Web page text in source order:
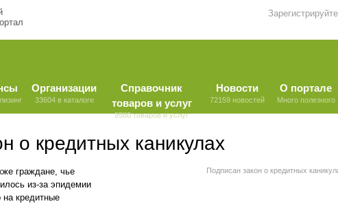
Организации
33604 в каталоге
Справочник
товаров и услуг
9580 товаров и услуг
Новости
72159 новостей
О портале
Много полезного
о кредитных каникулах
Подписан закон о кредитных
граждане, чье
из-за эпидемии
на кредитные